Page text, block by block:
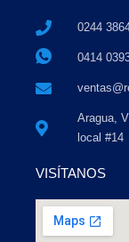
0244
0414
Aragua,
local #14
VISÍTANOS